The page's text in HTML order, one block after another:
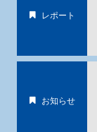
レポート
お知らせ